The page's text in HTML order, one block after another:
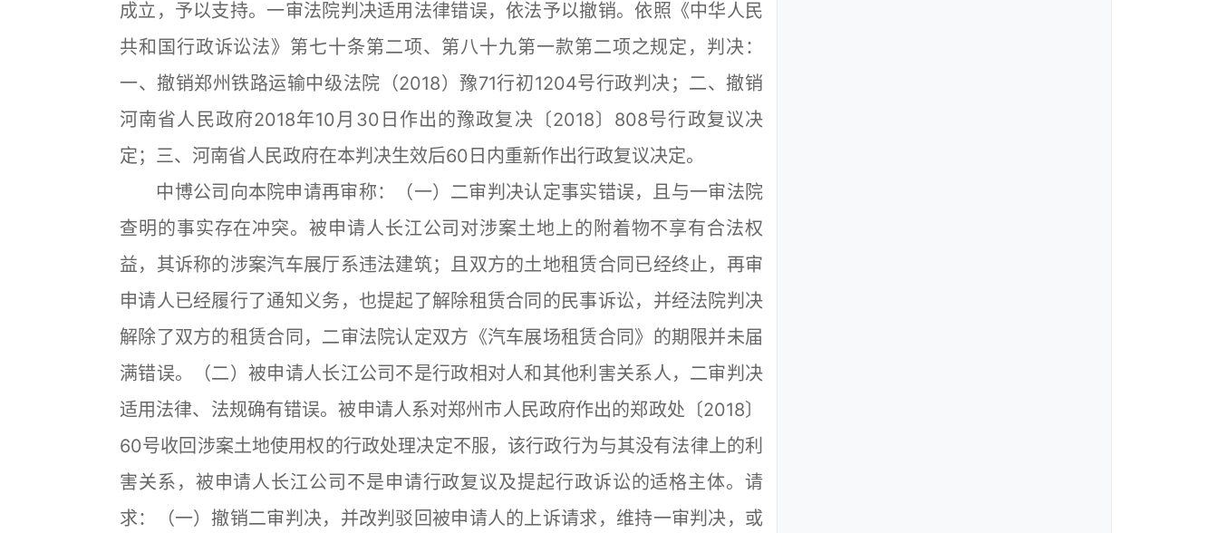
成立，予以支持。一审法院判决适用法律错误，依法予以撤销。依照《中华人民
共和国行政诉讼法》第七十条第二项、第八十九第一款第二项之规定，判决：
一、撤销郑州铁路运输中级法院（2018）豫71行初1204号行政判决；二、撤销
河南省人民政府2018年10月30日作出的豫政复决〔2018〕808号行政复议决
定；三、河南省人民政府在本判决生效后60日内重新作出行政复议决定。
中博公司向本院申请再审称：（一）二审判决认定事实错误，且与一审法院
查明的事实存在冲突。被申请人长江公司对涉案土地上的附着物不享有合法权
益，其诉称的涉案汽车展厅系违法建筑；且双方的土地租赁合同已经终止，再审
申请人已经履行了通知义务，也提起了解除租赁合同的民事诉讼，并经法院判决
解除了双方的租赁合同，二审法院认定双方《汽车展场租赁合同》的期限并未届
满错误。（二）被申请人长江公司不是行政相对人和其他利害关系人，二审判决
适用法律、法规确有错误。被申请人系对郑州市人民政府作出的郑政处〔2018〕
60号收回涉案土地使用权的行政处理决定不服，该行政行为与其没有法律上的利
害关系，被申请人长江公司不是申请行政复议及提起行政诉讼的适格主体。请
求：（一）撤销二审判决，并改判驳回被申请人的上诉请求，维持一审判决，或